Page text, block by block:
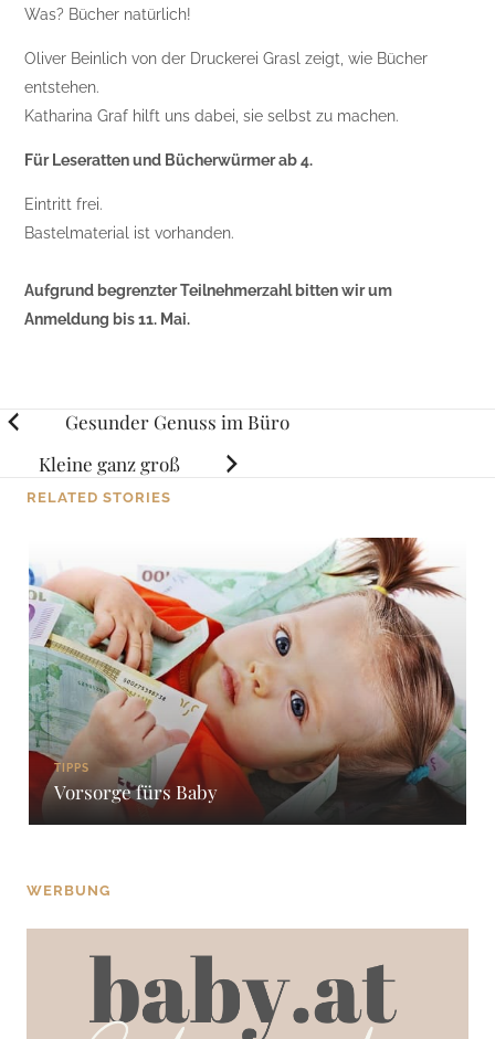
Was? Bücher natürlich!
Oliver Beinlich von der Druckerei Grasl zeigt, wie Bücher
entstehen.
Katharina Graf hilft uns dabei, sie selbst zu machen.
Für Leseratten und Bücherwürmer ab 4.
Eintritt frei.
Bastelmaterial ist vorhanden.
Aufgrund begrenzter Teilnehmerzahl bitten wir um
Anmeldung bis 11. Mai.
Posts
navigation
Gesunder Genuss im Büro
Kleine ganz groß
RELATED STORIES
TIPPS
Vorsorge fürs Baby
WERBUNG